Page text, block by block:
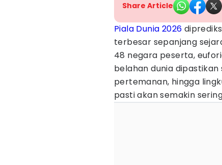
Share Article
Piala Dunia 2026
terbesar sepanjang
48 negara peserta,
belahan dunia dipastikan
pertemanan, hingga
pasti akan semakin